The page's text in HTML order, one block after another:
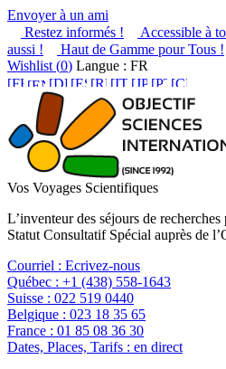
Envoyer à un ami
Restez informés !
Accessible à
aussi !
Haut de Gamme pour Tous !
Wishlist (0) Langue : FR
Vos Voyages Scientifiques
L’inventeur des séjours de
Statut Consultatif Spécial auprès de
Courriel : Ecrivez-nous
Québec : +1 (438) 558-1643
Suisse : 022 519 0440
Belgique : 023 18 35 65
France : 01 85 08 36 30
Dates, Places, Tarifs : en direct